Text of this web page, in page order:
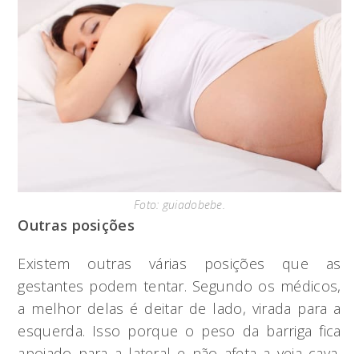
Foto: guiadobebe.
Outras posições
Existem outras várias posições que as
gestantes podem tentar. Segundo os médicos,
a melhor delas é deitar de lado, virada para a
esquerda. Isso porque o peso da barriga fica